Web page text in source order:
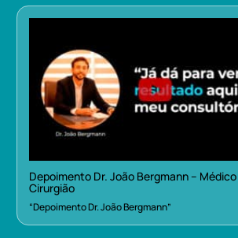
Depoimento Dr. João Bergmann – Médico
Cirurgião
“Depoimento Dr. João Bergmann”